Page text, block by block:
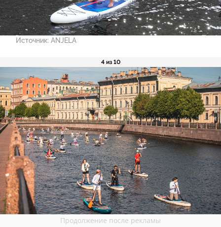
Источник: ANJELA
4 из 10